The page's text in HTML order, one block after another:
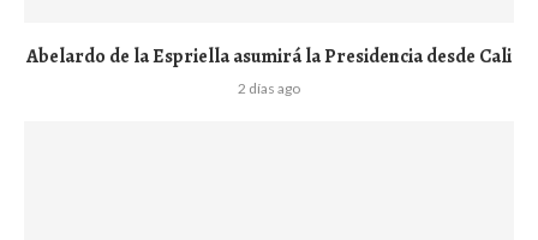
Abelardo de la Espriella asumirá la Presidencia desde Cali
2 días ago